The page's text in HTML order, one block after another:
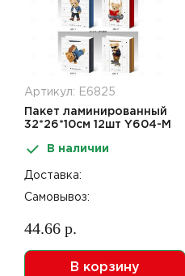
Артикул: Е6825
Пакет ламинированный
32*26*10см 12шт Y604-M
В наличии
Доставка:
Самовывоз:
44.66 р.
В корзину